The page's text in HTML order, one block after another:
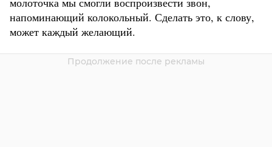
напоминающий колокольный. Сделать это, к слову,
может каждый желающий.